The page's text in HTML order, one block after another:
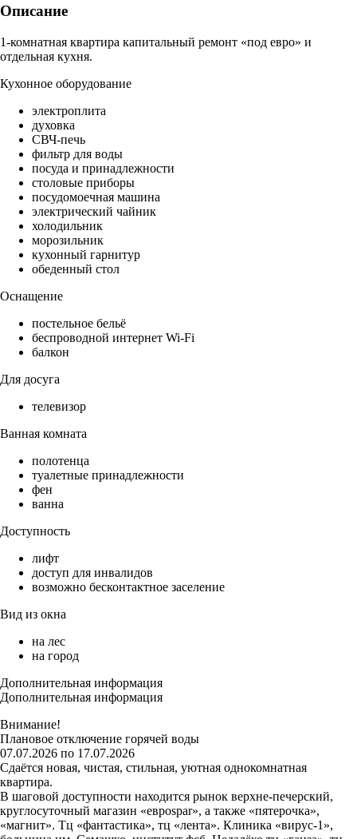
Описание
1-комнатная квартира капитальный ремонт «под евро» и
отдельная кухня.
Кухонное оборудование
электроплита
духовка
СВЧ-печь
фильтр для воды
посуда и принадлежности
столовые приборы
посудомоечная машина
электрический чайник
холодильник
морозильник
кухонный гарнитур
обеденный стол
Оснащение
постельное бельё
беспроводной интернет Wi-Fi
балкон
Для досуга
телевизор
Ванная комната
полотенца
туалетные принадлежности
фен
ванна
Доступность
лифт
доступ для инвалидов
возможно бесконтактное заселение
Вид из окна
на лес
на город
Дополнительная информация
Дополнительная информация
Внимание!
Плановое отключение горячей воды
07.07.2026 по 17.07.2026
Сдаётся новая, чистая, стильная, уютная однокомнатная
квартира.
В шаговой доступности находится рынок верхне-печерский,
круглосуточный магазин «евроspar», а также «пятерочка»,
«магнит». Тц «фантастика», тц «лента». Клиника «вирус-1»,